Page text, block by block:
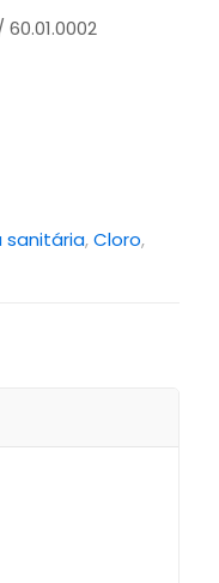
sanitária,Cloro,